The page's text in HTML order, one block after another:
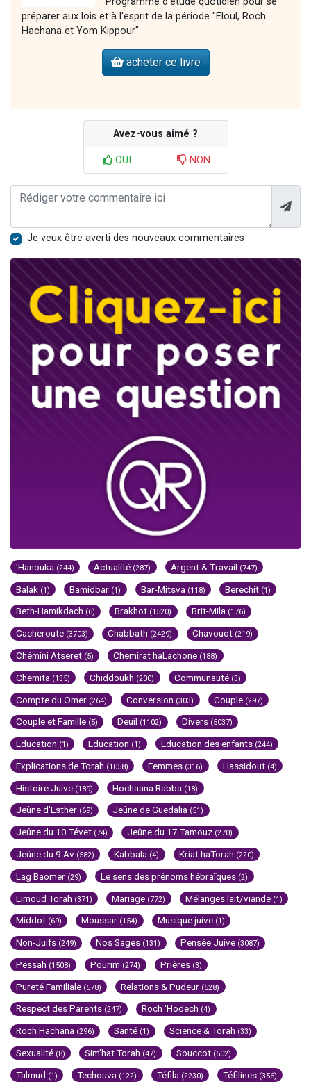
préparer aux lois et à l'esprit de la période "Eloul, Roch
Hachana et Yom Kippour".
acheter ce livre
Avez-vous aimé ?
OUI NON
Je veux être averti des nouveaux commentaires
'Hanouka (244) Actualité (287) Argent & Travail (747)
Balak (1) Bamidbar (1) Bar-Mitsva (118) Berechit (1)
Beth-Hamikdach (6) Brakhot (1520) Brit-Mila (176)
Cacheroute (3703) Chabbath (2429) Chavouot (219)
Chémini Atseret (5) Chemirat haLachone (188)
Chemita (135) Chiddoukh (200) Communauté (3)
Compte du Omer (264) Conversion (303) Couple (297)
Couple et Famille (5) Deuil (1102) Divers (5037)
Education (1) Education (1) Education des enfants (244)
Explications de Torah (1058) Femmes (316) Hassidout (4)
Histoire Juive (189) Hochaana Rabba (18)
Jeûne d'Esther (69) Jeûne de Guedalia (51)
Jeûne du 10 Tévet (74) Jeûne du 17 Tamouz (270)
Jeûne du 9 Av (582) Kabbala (4) Kriat haTorah (220)
Lag Baomer (29) Le sens des prénoms hébraïques (2)
Limoud Torah (371) Mariage (772) Mélanges lait/viande (1)
Middot (69) Moussar (154) Musique juive (1)
Non-Juifs (249) Nos Sages (131) Pensée Juive (3087)
Pessah (1508) Pourim (274) Prières (3)
Pureté Familiale (578) Relations & Pudeur (528)
Respect des Parents (247) Roch 'Hodech (4)
Roch Hachana (296) Santé (1) Science & Torah (33)
Sexualité (8) Sim'hat Torah (47) Souccot (502)
Talmud (1) Techouva (122) Téfila (2230) Téfilines (356)